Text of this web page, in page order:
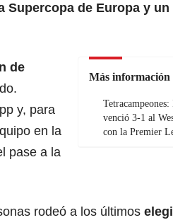
Supercopa de Europa y
Más información
venció 3-1 al
con la Premier
de
y, para
en la
pase a la
rodeó a los últimos